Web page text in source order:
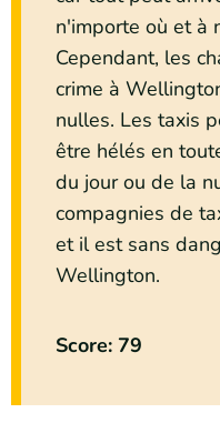
n'importe où et à
Cependant, les
crime à
nulles. Les taxis
être hélés en
du jour ou de la
compagnies de
et il est sans
Wellington.
Score: 79